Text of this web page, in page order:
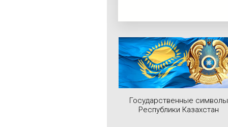
Государственные символы
Республики Казахстан